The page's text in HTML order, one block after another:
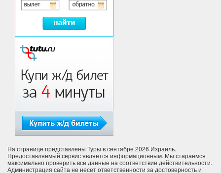
На странице представлены Туры в сентябре 2026 Израиль.
Предоставляемый сервис является информационным. Мы стараемся
максимально проверить все данные на соответствие действительности.
Администрация сайта не несет ответственности за достоверность и